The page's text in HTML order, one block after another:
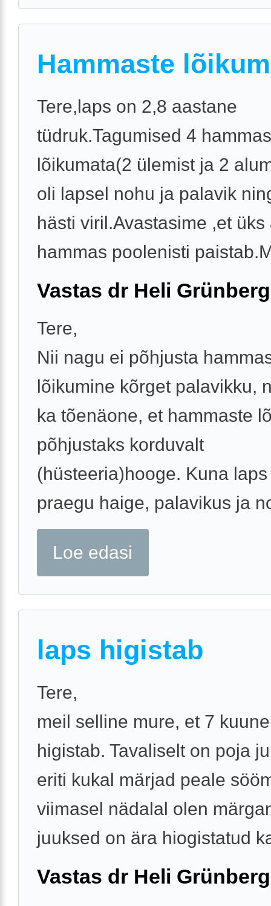
Hammaste
Tere,laps on 2,8 aastane
tüdruk.Tagumised 4
lõikumata(2 ülemist ja 2
oli lapsel nohu ja palavik
hästi viril.Avastasime ,et
hammas poolenisti
Vastas dr Heli Grünberg
Tere,
Nii nagu ei põhjusta
lõikumine kõrget palavikku,
ka tõenäone, et hammaste
põhjustaks korduvalt
(hüsteeria)hooge. Kuna
praegu haige, palavikus ja
Loe edasi
laps higistab
Tere,
meil selline mure, et 7
higistab. Tavaliselt on poja
eriti kukal märjad peale
viimasel nädalal olen
juuksed on ära hiogistatud
Vastas dr Heli Grünberg